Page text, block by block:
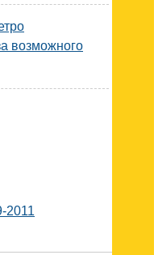
возможного
2011